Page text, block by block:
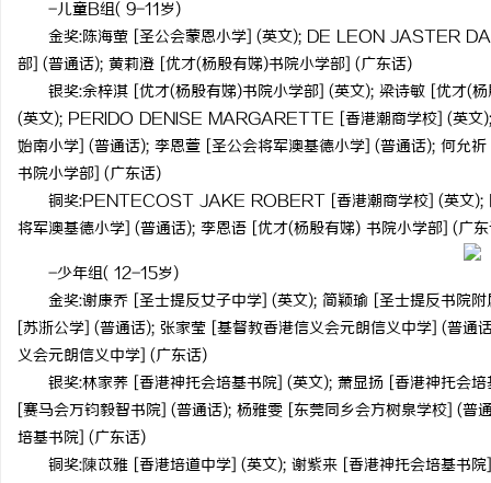
-儿童B组( 9-11岁)
金奖:陈海萤 [圣公会蒙恩小学] (英文); DE LEON JASTER
部] (普通话); 黄莉澄 [优才(杨殷有娣)书院小学部] (广东话)
银奖:余梓淇 [优才(杨殷有娣)书院小学部] (英文); 梁诗敏 [优才(
(英文); PERIDO DENISE MARGARETTE [香港潮商学校] (英文);
始南小学] (普通话); 李恩萱 [圣公会将军澳基德小学] (普通话); 何允
书院小学部] (广东话)
铜奖:PENTECOST JAKE ROBERT [香港潮商学校] (英文);
将军澳基德小学] (普通话); 李恩语 [优才(杨殷有娣) 书院小学部] (广
-少年组( 12-15岁)
金奖:谢康乔 [圣士提反女子中学] (英文); 简颖瑜 [圣士提反书院
[苏浙公学] (普通话); 张家莹 [基督教香港信义会元朗信义中学] (普
义会元朗信义中学] (广东话)
银奖:林家荞 [香港神托会培基书院] (英文); 萧显扬 [香港神托会
[赛马会万钧毅智书院] (普通话); 杨雅雯 [东莞同乡会方树泉学校] (
培基书院] (广东话)
铜奖:陳苡雅 [香港培道中学] (英文); 谢紫来 [香港神托会培基书
索星星影院：点亮影迷心灵的光辉之地 红果影视：引领新时代